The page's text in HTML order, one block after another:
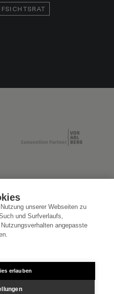
unserer Webseiten zu
und Surfverlaufs,
angepasste
erlauben